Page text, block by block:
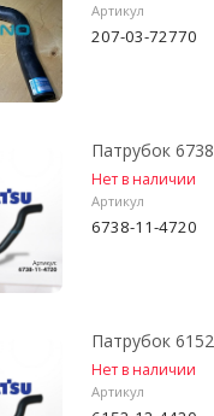
Артикул
207-03-72770
Патрубок
Нет в наличии
Артикул
6738-11-4720
Патрубок
Нет в наличии
Артикул